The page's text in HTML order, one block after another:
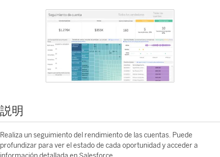
説明
Realiza un seguimiento del rendimiento de las cuentas. Puede
profundizar para ver el estado de cada oportunidad y acceder a